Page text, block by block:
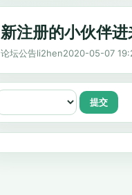
新注册的小伙伴
论坛公告li2hen2020-05-07